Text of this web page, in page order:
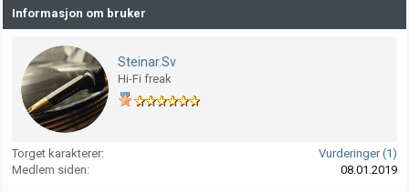
Informasjon om bruker
Steinar.Sv
Hi-Fi freak
Torget karakterer
Vurderinger (1)
Medlem siden
08.01.2019